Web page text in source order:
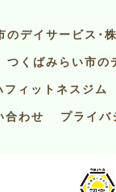
のデイサービス･
つくばみらい市の
フィットネスジム
合わせ プライバ